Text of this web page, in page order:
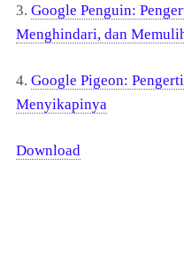
3. Google Penguin:
Menghindari, dan
4. Google Pigeon:
Menyikapinya
Download